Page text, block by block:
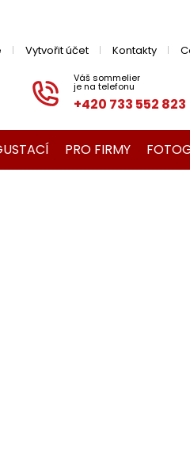
+420 733 552 823
Vytvořit účet Kontakty
PRO FIRMY